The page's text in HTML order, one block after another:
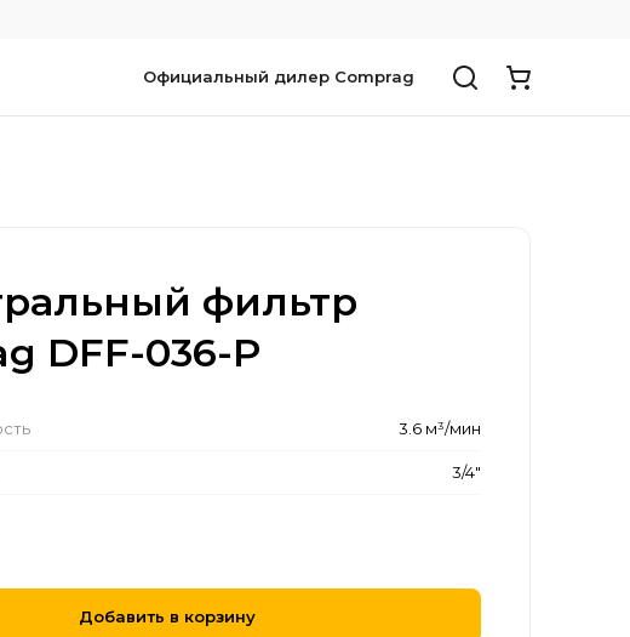
Официальный дилер Comprag
фильтр
DFF-036-P
3.6 м³/мин
3/4"
Добавить в корзину